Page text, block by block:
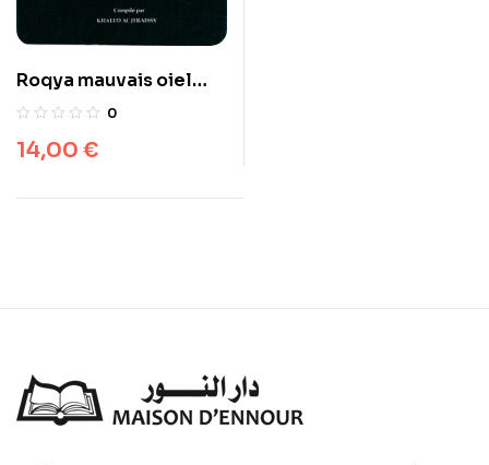
Roqya mauvais oiel
Djinns sorcellerie en
par les plus grands
0
14,00 €